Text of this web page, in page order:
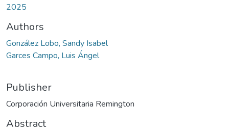
2025
Authors
González Lobo, Sandy Isabel
Garces Campo, Luis Ángel
Publisher
Corporación Universitaria Remington
Abstract